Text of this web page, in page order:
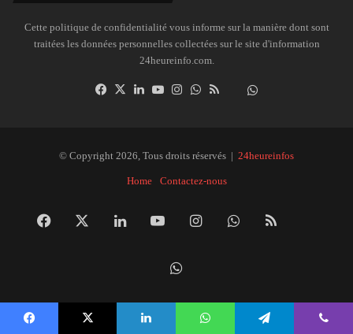
Cette politique de confidentialité vous informe sur la manière dont sont
traitées les données personnelles collectées sur le site d'information
24heureinfo.com.
Facebook
X LinkedinYouTubeInstagramWhatsAppDailymotion
© Copyright 2026, Tous droits réservés | 24heureinfos
Home Contactez-nous
Facebook LinkedinYouTubeInstagramWhatsApp
RSS
la